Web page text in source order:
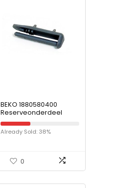
BEKO 1880580400
Reserveonderdeel
Belling Diplomat Flavel
Leisure vaatwasser,
afdekking voor
Already Sold: 38%
0